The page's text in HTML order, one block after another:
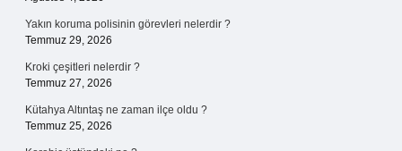
Yakın koruma polisinin görevleri nelerdir ?
Temmuz 29, 2026
Kroki çeşitleri nelerdir ?
Temmuz 27, 2026
Kütahya Altıntaş ne zaman ilçe oldu ?
Temmuz 25, 2026